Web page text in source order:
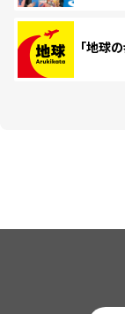
「地球